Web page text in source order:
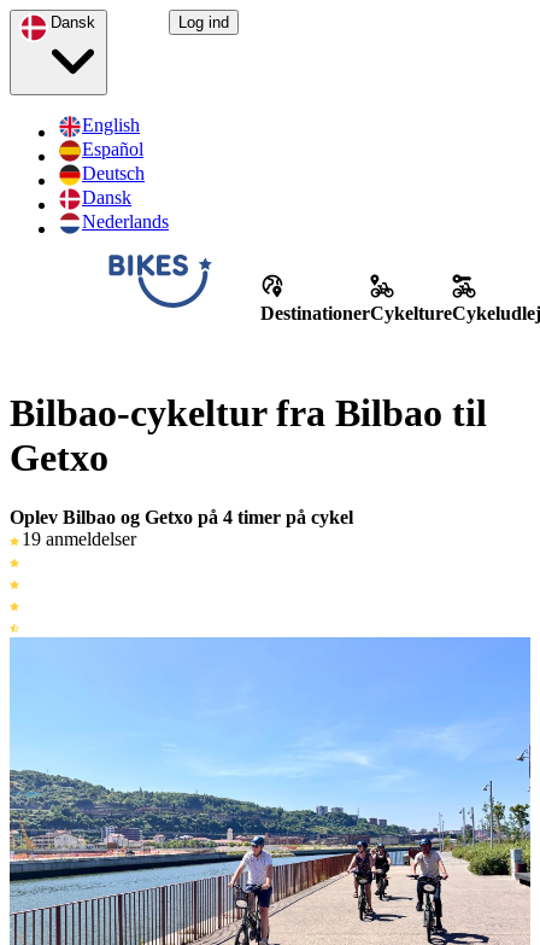
English
Español
Deutsch
Dansk
Nederlands
Log ind
DestinationerCykelture
Bilbao-cykeltur fra Bilbao til
Getxo
Oplev Bilbao og Getxo på 4 timer på cykel
19 anmeldelser